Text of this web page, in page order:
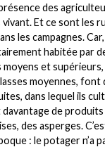
des
Et ce sont les
les campagnes. Car,
habitée par
moyens et
moyennes,
dans lequel ils
de
des asperges.
: le potager n’a